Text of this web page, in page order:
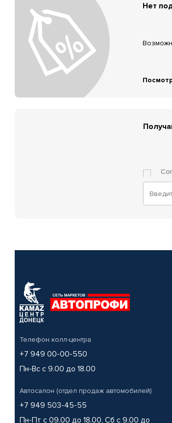
Нет
Телефон колл-центра
+7 949 00-00-550
Пн-Вс с 9.00 до 18.00
Автосалон (отдел продаж автомобилей)
+7 949 503-45-55
Пн-Пт с 09.00 до 18.00, Сб с 9.00 до